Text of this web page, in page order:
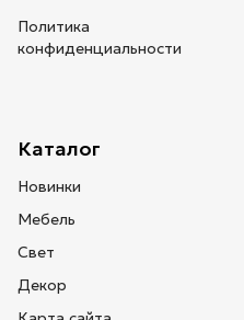
Политика
конфиденциальности
Каталог
Новинки
Мебель
Свет
Декор